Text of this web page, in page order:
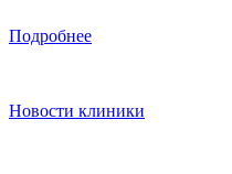
Подробнее
Новости клиники